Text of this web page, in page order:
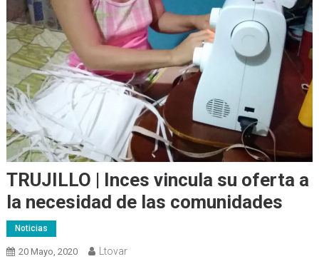
TRUJILLO | Inces vincula su oferta a
la necesidad de las comunidades
Noticias
20 Mayo, 2020 Ltovar